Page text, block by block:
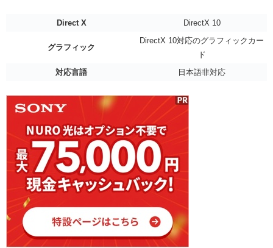
Direct X DirectX 10
グラフィック
DirectX 10対応のグラフィックカー
ド
対応言語
日本語非対応